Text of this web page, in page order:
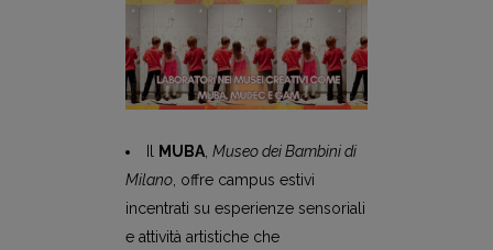
MUBA, Museo dei Bambini di
Milano, offre campus estivi
incentrati su esperienze sensoriali
e attività artistiche che